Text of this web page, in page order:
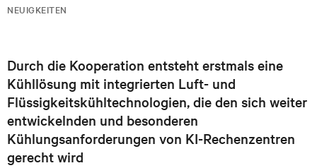
NEUIGKEITEN
Durch die Kooperation entsteht erstmals eine
Kühllösung mit integrierten Luft- und
Flüssigkeitskühltechnologien, die den sich weiter
entwickelnden und besonderen
Kühlungsanforderungen von KI-Rechenzentren
gerecht wird